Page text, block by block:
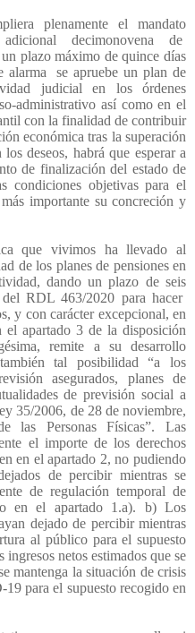
plenamente el mandato
decimonovena de
plazo máximo de quince días
alarma
se apruebe un plan de
judicial en los órdenes
administrativo así como en el
con la finalidad de contribuir
económica tras la superación
deseos, habrá que esperar a
de finalización del estado de
condiciones objetivas para el
importante su concreción y
que vivimos ha llevado al
de los planes de pensiones en
dando un plazo de seis
RDL 463/2020 para hacer
y con carácter excepcional, en
el apartado 3 de la disposición
remite a su desarrollo
tal posibilidad “a los
asegurados, planes de
de previsión social a
35/2006, de 28 de noviembre,
las Personas Físicas”. Las
el importe de los derechos
en el apartado 2, no pudiendo
de percibir mientras se
de regulación temporal de
en el apartado 1.a). b) Los
dejado de percibir mientras
al público para el supuesto
netos estimados que se
mantenga la situación de crisis
para el supuesto recogido en